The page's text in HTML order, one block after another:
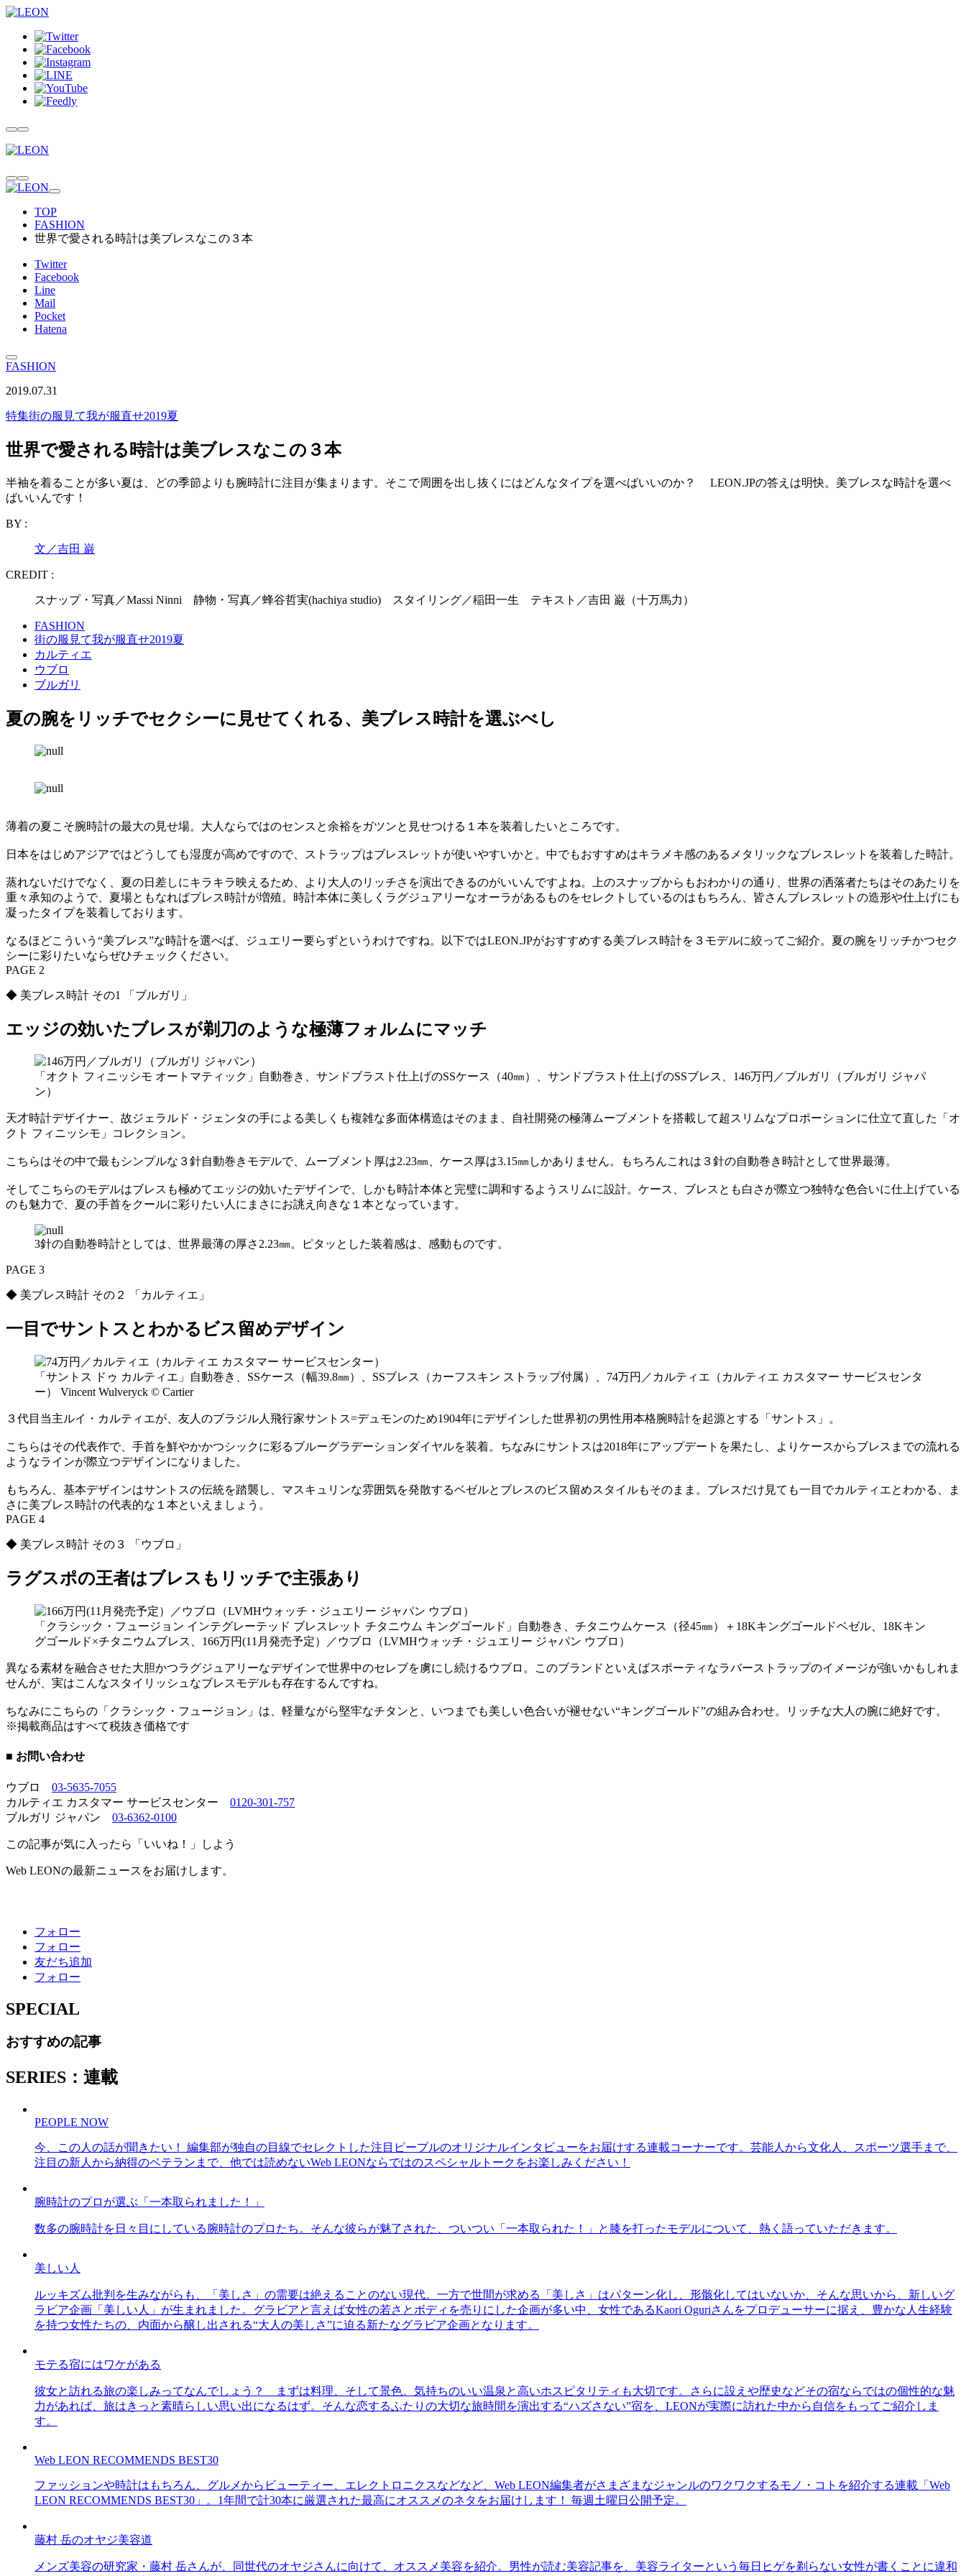
TOP
FASHION
世界で愛される時計は美ブレスなこの３本
Twitter
Facebook
Line
Mail
Pocket
Hatena
FASHION
2019.07.31
特集街の服見て我が服直せ2019夏
世界で愛される時計は美ブレスなこの３本
半袖を着ることが多い夏は、どの季節よりも腕時計に注目が集まります。そこで周囲を出し抜くにはどんなタイプを選べばいいのか？ LEON.JPの答えは明快。美ブレスな時計を選べ
ばいいんです！
BY :
文／吉田 巌
CREDIT :
スナップ・写真／Massi Ninni 静物・写真／蜂谷哲実(hachiya studio) スタイリング／稲田一生 テキスト／吉田 巌（十万馬力）
FASHION
街の服見て我が服直せ2019夏
カルティエ
ウブロ
ブルガリ
夏の腕をリッチでセクシーに見せてくれる、美ブレス時計を選ぶべし
薄着の夏こそ腕時計の最大の見せ場。大人ならではのセンスと余裕をガツンと見せつける１本を装着したいところです。
日本をはじめアジアではどうしても湿度が高めですので、ストラップはブレスレットが使いやすいかと。中でもおすすめはキラメキ感のあるメタリックなブレスレットを装着した時計。
蒸れないだけでなく、夏の日差しにキラキラ映えるため、より大人のリッチさを演出できるのがいいんですよね。上のスナップからもおわかりの通り、世界の洒落者たちはそのあたりを
重々承知のようで、夏場ともなればブレス時計が増殖。時計本体に美しくラグジュアリーなオーラがあるものをセレクトしているのはもちろん、皆さんブレスレットの造形や仕上げにも
凝ったタイプを装着しております。
なるほどこういう“美ブレス”な時計を選べば、ジュエリー要らずというわけですね。以下ではLEON.JPがおすすめする美ブレス時計を３モデルに絞ってご紹介。夏の腕をリッチかつセク
シーに彩りたいならぜひチェックください。
PAGE 2
◆ 美ブレス時計 その1 「ブルガリ」
エッジの効いたブレスが剃刀のような極薄フォルムにマッチ
「オクト フィニッシモ オートマティック」自動巻き、サンドブラスト仕上げのSSケース（40㎜）、サンドブラスト仕上げのSSブレス、146万円／ブルガリ（ブルガリ ジャパ
ン）
天才時計デザイナー、故ジェラルド・ジェンタの手による美しくも複雑な多面体構造はそのまま、自社開発の極薄ムーブメントを搭載して超スリムなプロポーションに仕立て直した「オ
クト フィニッシモ」コレクション。
こちらはその中で最もシンプルな３針自動巻きモデルで、ムーブメント厚は2.23㎜、ケース厚は3.15㎜しかありません。もちろんこれは３針の自動巻き時計として世界最薄。
そしてこちらのモデルはブレスも極めてエッジの効いたデザインで、しかも時計本体と完璧に調和するようスリムに設計。ケース、ブレスとも白さが際立つ独特な色合いに仕上げている
のも魅力で、夏の手首をクールに彩りたい人にまさにお誂え向きな１本となっています。
3針の自動巻時計としては、世界最薄の厚さ2.23㎜。ピタッとした装着感は、感動ものです。
PAGE 3
◆ 美ブレス時計 その２ 「カルティエ」
一目でサントスとわかるビス留めデザイン
「サントス ドゥ カルティエ」自動巻き、SSケース（幅39.8㎜）、SSブレス（カーフスキン ストラップ付属）、74万円／カルティエ（カルティエ カスタマー サービスセンタ
ー） Vincent Wulveryck © Cartier
３代目当主ルイ・カルティエが、友人のブラジル人飛行家サントス=デュモンのため1904年にデザインした世界初の男性用本格腕時計を起源とする「サントス」。
こちらはその代表作で、手首を鮮やかかつシックに彩るブルーグラデーションダイヤルを装着。ちなみにサントスは2018年にアップデートを果たし、よりケースからブレスまでの流れる
ようなラインが際立つデザインになりました。
もちろん、基本デザインはサントスの伝統を踏襲し、マスキュリンな雰囲気を発散するベゼルとブレスのビス留めスタイルもそのまま。ブレスだけ見ても一目でカルティエとわかる、ま
さに美ブレス時計の代表的な１本といえましょう。
PAGE 4
◆ 美ブレス時計 その３ 「ウブロ」
ラグスポの王者はブレスもリッチで主張あり
「クラシック・フュージョン インテグレーテッド ブレスレット チタニウム キングゴールド」自動巻き、チタニウムケース（径45㎜）＋18Kキングゴールドベゼル、18Kキン
グゴールド×チタニウムブレス、166万円(11月発売予定）／ウブロ（LVMHウォッチ・ジュエリー ジャパン ウブロ）
異なる素材を融合させた大胆かつラグジュアリーなデザインで世界中のセレブを虜にし続けるウブロ。このブランドといえばスポーティなラバーストラップのイメージが強いかもしれま
せんが、実はこんなスタイリッシュなブレスモデルも存在するんですね。
ちなみにこちらの「クラシック・フュージョン」は、軽量ながら堅牢なチタンと、いつまでも美しい色合いが褪せない“キングゴールド”の組み合わせ。リッチな大人の腕に絶好です。
※掲載商品はすべて税抜き価格です
■ お問い合わせ
ウブロ 03-5635-7055
カルティエ カスタマー サービスセンター 0120-301-757
ブルガリ ジャパン 03-6362-0100
この記事が気に入ったら「いいね！」しよう
Web LEONの最新ニュースをお届けします。
フォロー
フォロー
友だち追加
フォロー
SPECIAL
おすすめの記事
SERIES：連載
PEOPLE NOW
今、この人の話が聞きたい！ 編集部が独自の目線でセレクトした注目ピープルのオリジナルインタビューをお届けする連載コーナーです。芸能人から文化人、スポーツ選手まで、
注目の新人から納得のベテランまで、他では読めないWeb LEONならではのスペシャルトークをお楽しみください！
腕時計のプロが選ぶ「一本取られました！」
数多の腕時計を日々目にしている腕時計のプロたち。そんな彼らが魅了された、ついつい「一本取られた！」と膝を打ったモデルについて、熱く語っていただきます。
美しい人
ルッキズム批判を生みながらも、「美しさ」の需要は絶えることのない現代。一方で世間が求める「美しさ」はパターン化し、形骸化してはいないか、そんな思いから、新しいグ
ラビア企画「美しい人」が生まれました。グラビアと言えば女性の若さとボディを売りにした企画が多い中、女性であるKaori Oguriさんをプロデューサーに据え、豊かな人生経験
を持つ女性たちの、内面から醸し出される“大人の美しさ”に迫る新たなグラビア企画となります。
モテる宿にはワケがある
彼女と訪れる旅の楽しみってなんでしょう？ まずは料理、そして景色。気持ちのいい温泉と高いホスピタリティも大切です。さらに設えや歴史などその宿ならではの個性的な魅
力があれば、旅はきっと素晴らしい思い出になるはず。そんな恋するふたりの大切な旅時間を演出する“ハズさない”宿を、LEONが実際に訪れた中から自信をもってご紹介しま
す。
Web LEON RECOMMENDS BEST30
ファッションや時計はもちろん、グルメからビューティー、エレクトロニクスなどなど、Web LEON編集者がさまざまなジャンルのワクワクするモノ・コトを紹介する連載「Web
LEON RECOMMENDS BEST30」。1年間で計30本に厳選された最高にオススメのネタをお届けします！ 毎週土曜日公開予定。
藤村 岳のオヤジ美容道
メンズ美容の研究家・藤村 岳さんが、同世代のオヤジさんに向けて、オススメ美容を紹介。男性が読む美容記事を、美容ライターという毎日ヒゲを剃らない女性が書くことに違和